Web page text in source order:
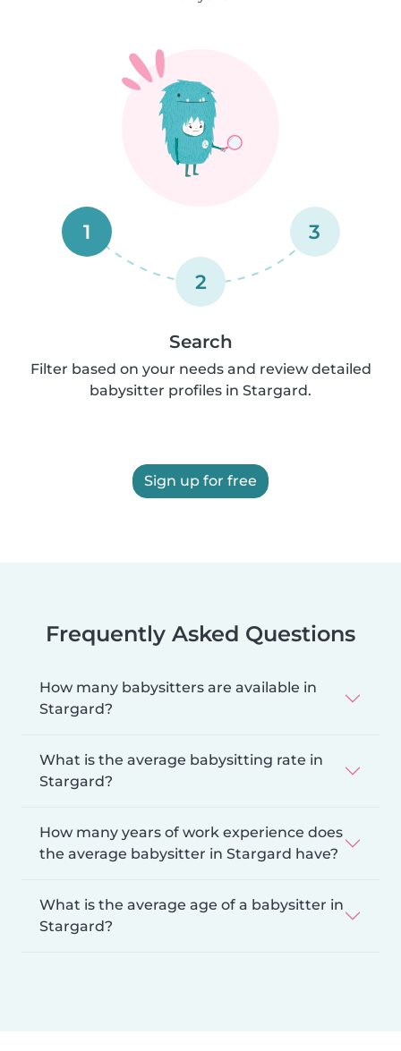
1
2
3
Search
Filter based on your needs and review detailed
babysitter profiles in Stargard.
Sign up for free
Frequently Asked Questions
How many babysitters are available in
Stargard?
What is the average babysitting rate in
Stargard?
How many years of work experience does
the average babysitter in Stargard have?
What is the average age of a babysitter in
Stargard?